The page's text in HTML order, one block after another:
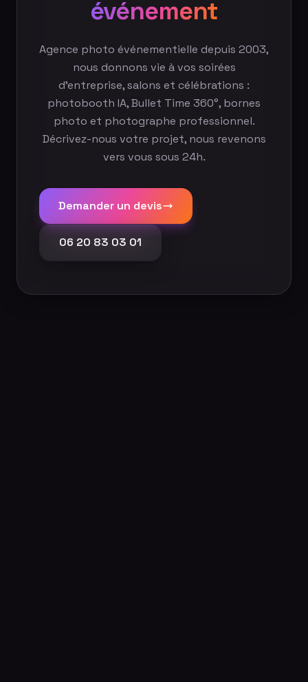
événement
Agence photo événementielle depuis 2003,
nous donnons vie à vos soirées
d'entreprise, salons et célébrations :
photobooth IA, Bullet Time 360°, bornes
photo et photographe professionnel.
Décrivez-nous votre projet, nous revenons
vers vous sous 24h.
Demander un devis
06 20 83 03 01